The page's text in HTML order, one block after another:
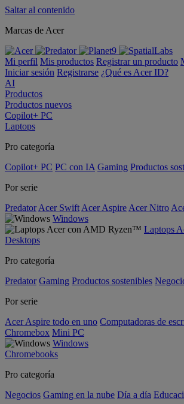
Saltar al contenido
Marcas de Acer
Mi perfil Mis productos Registrar un producto
Iniciar sesión Registrarse ¿Qué es Acer ID?
AI
Productos
Productos nuevos
Copilot+ PC
Laptops
Pro categoría
Copilot+ PC PC con IA Gaming Productos
Por serie
Predator Acer Swift Acer Aspire Acer Nitro
Windows
Laptops
Desktops
Pro categoría
Predator Gaming Productos sostenibles
Por serie
Acer Aspire todo en uno Computadoras de
Chromebox Mini PC
Windows
Chromebooks
Pro categoría
Negocios Gaming en la nube Día a día